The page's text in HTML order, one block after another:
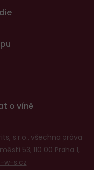
o víně
s.r.o., všechna práva
53, 110 00 Praha 1,
w-s.cz